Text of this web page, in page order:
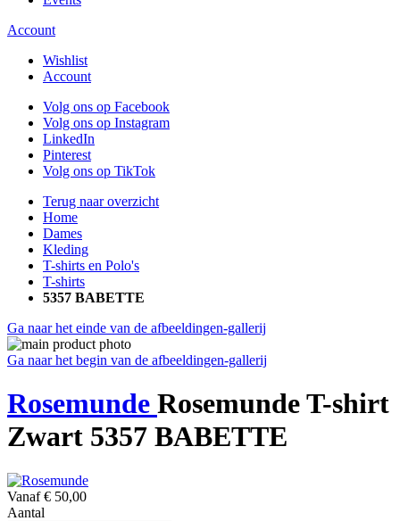
Account
Wishlist
Account
Volg ons op Facebook
Volg ons op Instagram
LinkedIn
Pinterest
Volg ons op TikTok
Terug naar overzicht
Home
Dames
Kleding
T-shirts en Polo's
T-shirts
5357 BABETTE
Ga naar het einde van de afbeeldingen-gallerij
Ga naar het begin van de afbeeldingen-gallerij
Rosemunde Rosemunde T-shirt
Zwart 5357 BABETTE
Vanaf € 50,00
Aantal